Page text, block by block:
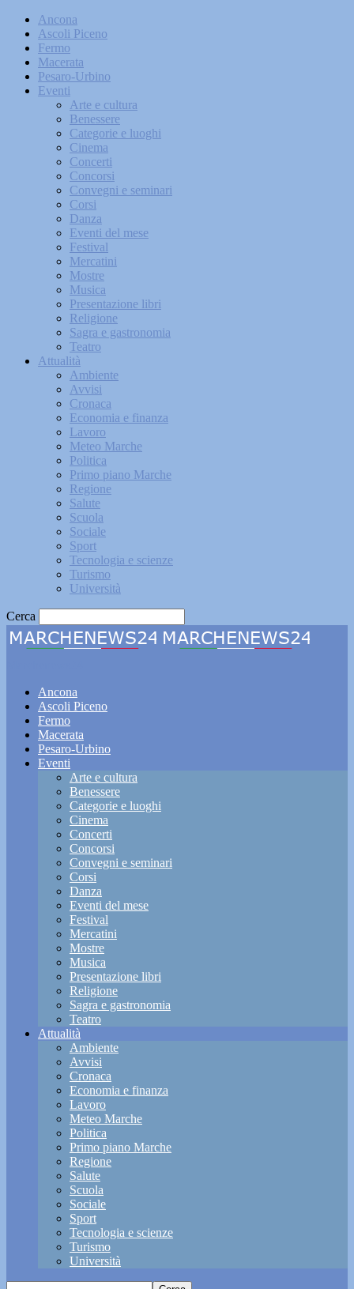
Ancona
Ascoli Piceno
Fermo
Macerata
Pesaro-Urbino
Eventi
Arte e cultura
Benessere
Categorie e luoghi
Cinema
Concerti
Concorsi
Convegni e seminari
Corsi
Danza
Eventi del mese
Festival
Mercatini
Mostre
Musica
Presentazione libri
Religione
Sagra e gastronomia
Teatro
Attualità
Ambiente
Avvisi
Cronaca
Economia e finanza
Lavoro
Meteo Marche
Politica
Primo piano Marche
Regione
Salute
Scuola
Sociale
Sport
Tecnologia e scienze
Turismo
Università
Cerca
Ancona
Ascoli Piceno
Fermo
Macerata
Pesaro-Urbino
Eventi
Arte e cultura
Benessere
Categorie e luoghi
Cinema
Concerti
Concorsi
Convegni e seminari
Corsi
Danza
Eventi del mese
Festival
Mercatini
Mostre
Musica
Presentazione libri
Religione
Sagra e gastronomia
Teatro
Attualità
Ambiente
Avvisi
Cronaca
Economia e finanza
Lavoro
Meteo Marche
Politica
Primo piano Marche
Regione
Salute
Scuola
Sociale
Sport
Tecnologia e scienze
Turismo
Università